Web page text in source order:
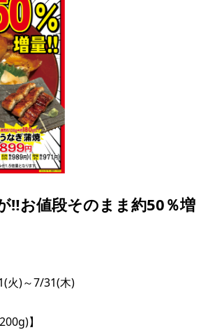
つ
トップ
ん
家）情報
ジ
ガバナンス
プ
バイト
施工管理業者の募集
トップ
て
リシー
‼️お値段そのまま約50％増
火)～7/31(木)
】